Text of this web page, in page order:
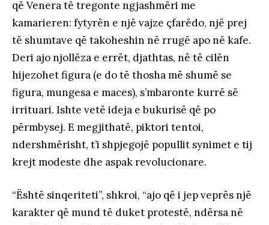
që Venera të tregonte ngjashmëri me
kamarieren: fytyrën e një vajze çfarëdo, një prej
të shumtave që takoheshin në rrugë apo në kafe.
Deri ajo njollëza e errët, djathtas, në të cilën
hijezohet figura (e do të thosha më shumë se
figura, mungesa e maces), s’mbaronte kurrë së
irrituari. Ishte vetë ideja e bukurisë që po
përmbysej. E megjithatë, piktori tentoi,
ndershmërisht, t’i shpjegojë popullit synimet e tij
krejt modeste dhe aspak revolucionare.
“Është sinqeriteti”, shkroi, “ajo që i jep veprës një
karakter që mund të duket protestë, ndërsa në